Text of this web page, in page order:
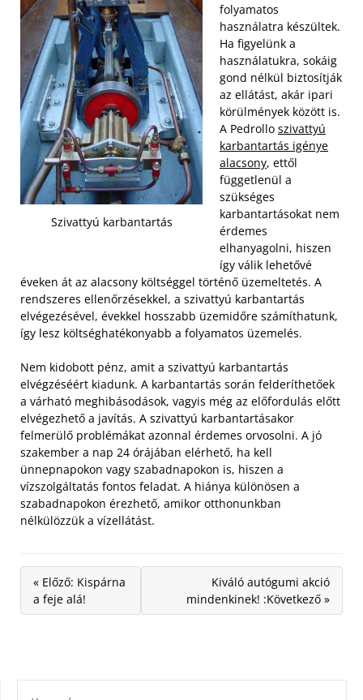
Szivattyú karbantartás
folyamatos
használatra készültek.
Ha figyelünk a
használatukra, sokáig
gond nélkül biztosítják
az ellátást, akár ipari
körülmények között is.
A Pedrollo szivattyú
karbantartás igénye
alacsony, ettől
függetlenül a
szükséges
karbantartásokat nem
érdemes
elhanyagolni, hiszen
így válik lehetővé
éveken át az alacsony költséggel történő üzemeltetés. A
rendszeres ellenőrzésekkel, a szivattyú karbantartás
elvégezésével, évekkel hosszabb üzemidőre számíthatunk,
így lesz költséghatékonyabb a folyamatos üzemelés.
Nem kidobott pénz, amit a szivattyú karbantartás
elvégzéséért kiadunk. A karbantartás során felderíthetőek
a várható meghibásodások, vagyis még az előfordulás előtt
elvégezhető a javítás. A szivattyú karbantartásakor
felmerülő problémákat azonnal érdemes orvosolni. A jó
szakember a nap 24 órájában elérhető, ha kell
ünnepnapokon vagy szabadnapokon is, hiszen a
vízszolgáltatás fontos feladat. A hiánya különösen a
szabadnapokon érezhető, amikor otthonunkban
nélkülözzük a vízellátást.
« Előző: Kispárna
a feje alá!
Kiváló autógumi akció
mindenkinek! :Következő »